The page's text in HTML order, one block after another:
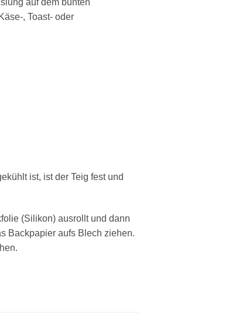
, Toast- oder
ist, ist der Teig fest und
(Silikon) ausrollt und dann
Backpapier aufs Blech ziehen.